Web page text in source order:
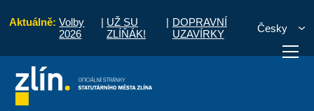
Aktuálně: Volby
2026
| UŽ SU
ZLÍŇÁK!
| DOPRAVNÍ
UZAVÍRKY
Česky